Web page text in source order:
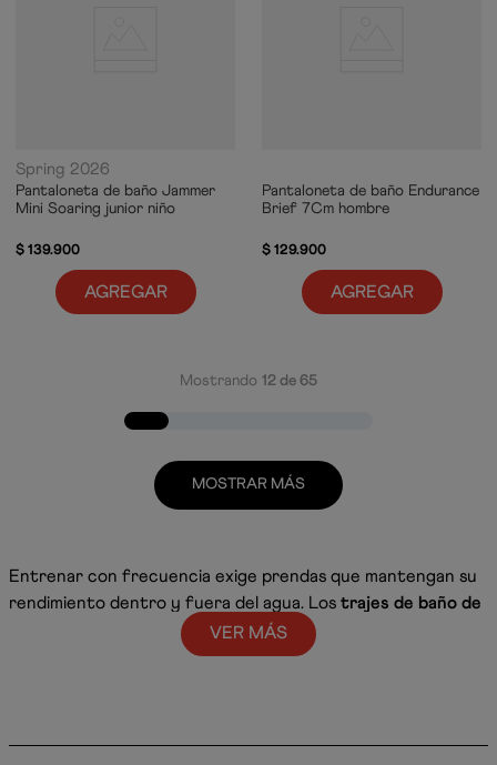
Spring 2026
Pantaloneta de baño Jammer
Mini Soaring junior niño
$139.900
AGREGAR
Pantaloneta de baño Endurance
Brief 7Cm hombre
$129.900
AGREGAR
Mostrando 12 de 65
MOSTRAR MÁS
Entrenar con frecuencia exige prendas que mantengan su
rendimiento dentro y fuera del agua. Los trajes de baño de
entrenamiento para hombrede Speedo están diseñados
para acompañar rutinas constantes en piscina, combinando
VER MÁS